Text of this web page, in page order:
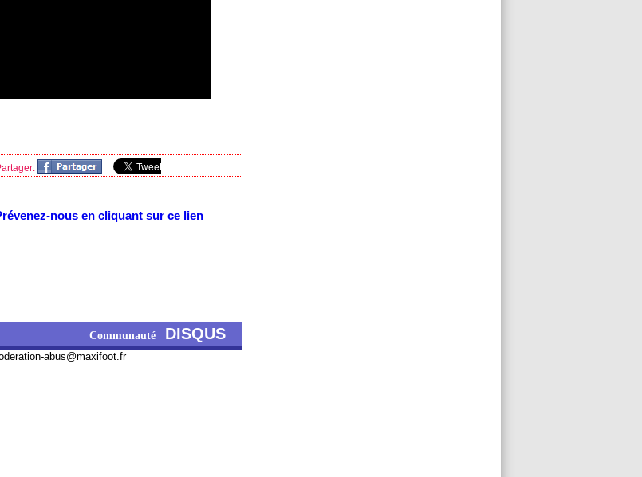
nous en cliquant sur ce lien
Communauté DISQUS
abus@maxifoot.fr